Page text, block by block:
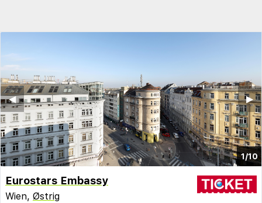
1/10
▶︎
◀︎
Eurostars Embassy
Wien, Østrig